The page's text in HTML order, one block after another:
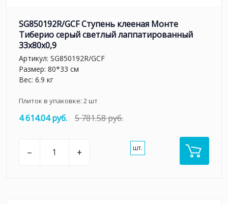
SG850192R/GCF Ступень клееная Монте
Тиберио серый светлый лаппатированный
33x80x0,9
Артикул: SG850192R/GCF
Размер: 80*33 см
Вес: 6.9 кг
Плиток в упаковке: 2шт
4 614.04 руб. 5 781.58 руб.
– + шт.